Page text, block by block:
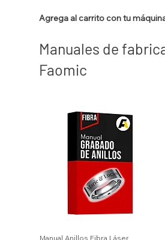
Agrega al carrito con tu
Manuales de
Faomic
Manual Anillos Fibra Láser